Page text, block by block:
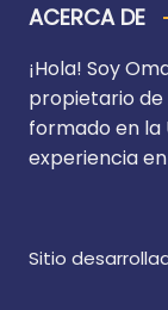
ACERCA DE
¡Hola! Soy
propietario de
formado en la
experiencia
Sitio